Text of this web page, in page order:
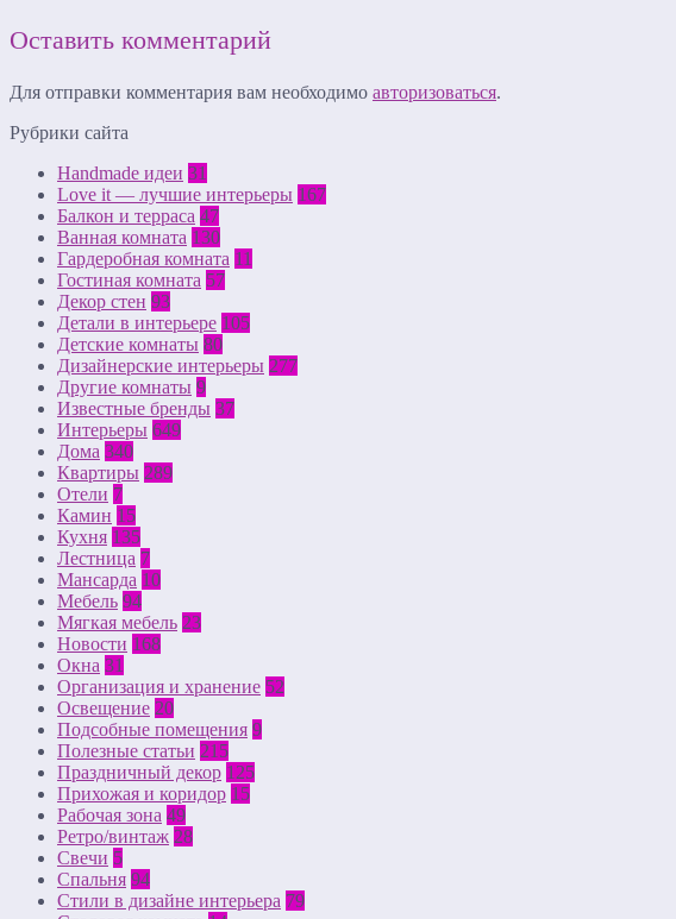
Оставить комментарий
Для отправки комментария вам необходимо авторизоваться.
Рубрики сайта
Handmade идеи 31
Love it — лучшие интерьеры 167
Балкон и терраса 47
Ванная комната 130
Гардеробная комната 11
Гостиная комната 57
Декор стен 93
Детали в интерьере 105
Детские комнаты 80
Дизайнерские интерьеры 277
Другие комнаты 9
Известные бренды 37
Интерьеры 649
Дома 340
Квартиры 289
Отели 7
Камин 15
Кухня 135
Лестница 7
Мансарда 10
Мебель 94
Мягкая мебель 23
Новости 168
Окна 31
Организация и хранение 52
Освещение 20
Подсобные помещения 9
Полезные статьи 215
Праздничный декор 125
Прихожая и коридор 15
Рабочая зона 49
Ретро/винтаж 28
Свечи 5
Спальня 94
Стили в дизайне интерьера 79